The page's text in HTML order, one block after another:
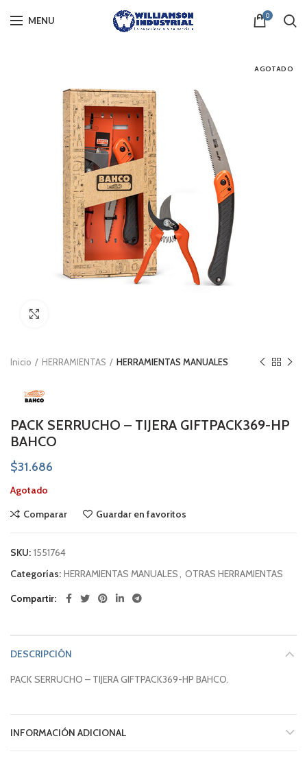
MENU 0
AGOTADO
Inicio HERRAMIENTAS HERRAMIENTAS MANUALES
PACK SERRUCHO – TIJERA GIFTPACK369-HP
BAHCO
$31.686
Agotado
Comparar
Guardar en favoritos
SKU: 1551764
Categorías: HERRAMIENTAS MANUALES, OTRAS HERRAMIENTAS
Compartir
DESCRIPCIÓN
PACK SERRUCHO – TIJERA GIFTPACK369-HP BAHCO.
INFORMACIÓN ADICIONAL